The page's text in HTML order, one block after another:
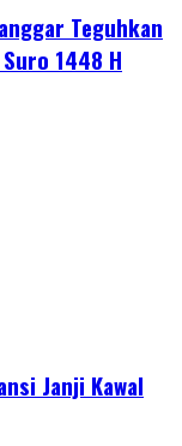
Teguhkan
1448 H
Janji Kawal